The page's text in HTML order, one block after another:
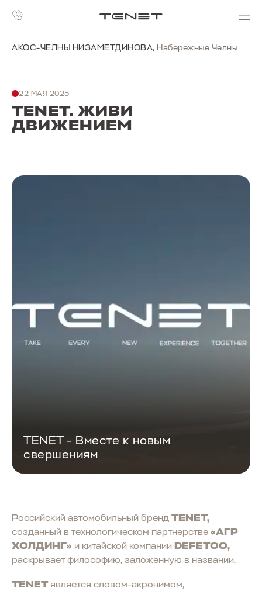
АКОС-ЧЕЛНЫ НИЗАМЕТДИНОВА, Набережные Челны
22 МАЯ 2025
TENET. ЖИВИ
ДВИЖЕНИЕМ
TENET - Вместе к новым
свершениям
Российский автомобильный бренд TENET,
созданный в технологическом партнерстве «АГР
ХОЛДИНГ» и китайской компании DEFETOO,
раскрывает философию, заложенную в названии.
TENETявляется словом-акронимом,